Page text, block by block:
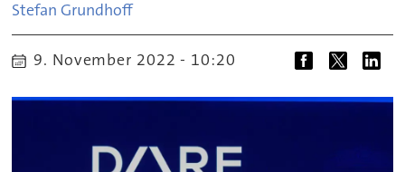
Stefan Grundhoff
9. November 2022 - 10:20